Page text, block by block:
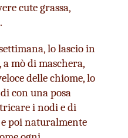
cute grassa,
lo lascio in
mò di maschera,
delle chiome, lo
con una posa
i nodi e di
poi naturalmente